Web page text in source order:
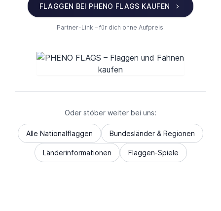
FLAGGEN BEI PHENO FLAGS KAUFEN
Partner-Link – für dich ohne Aufpreis.
Oder stöber weiter bei uns:
Alle Nationalflaggen Bundesländer & Regionen
Länderinformationen Flaggen-Spiele